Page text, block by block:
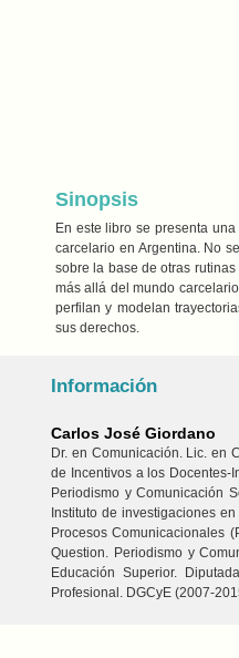
Sinopsis
En este libro se presenta
carcelario en Argentina. No
sobre la base de otras
más allá del mundo
perfilan y modelan
sus derechos.
Información
Carlos José Giordano
Dr. en Comunicación. Lic. en
de Incentivos a los Docentes-
Periodismo y Comunicación
Instituto de investigaciones
Procesos Comunicacionales
Question. Periodismo y
Educación Superior.
Profesional. DGCyE (2007-